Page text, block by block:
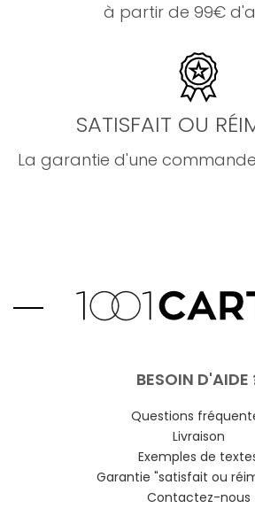
à partir de 99€
SATISFAIT OU
La garantie d'une
BESOIN D'AIDE
Questions
Livraison
Exemples de
Garantie "satisfait ou
Contactez-nous